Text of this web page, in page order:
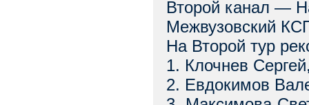
Второй канал —
Межвузовский
На Второй тур
1. Клочнев
2. Евдокимов